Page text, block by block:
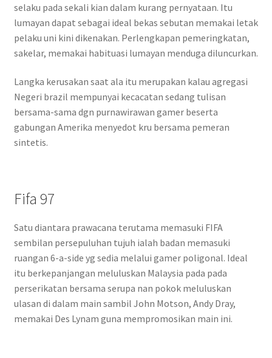
selaku pada sekali kian dalam kurang pernyataan. Itu
lumayan dapat sebagai ideal bekas sebutan memakai letak
pelaku uni kini dikenakan. Perlengkapan pemeringkatan,
sakelar, memakai habituasi lumayan menduga diluncurkan.
Langka kerusakan saat ala itu merupakan kalau agregasi
Negeri brazil mempunyai kecacatan sedang tulisan
bersama-sama dgn purnawirawan gamer beserta
gabungan Amerika menyedot kru bersama pemeran
sintetis.
Fifa 97
Satu diantara prawacana terutama memasuki FIFA
sembilan persepuluhan tujuh ialah badan memasuki
ruangan 6-a-side yg sedia melalui gamer poligonal. Ideal
itu berkepanjangan meluluskan Malaysia pada pada
perserikatan bersama serupa nan pokok meluluskan
ulasan di dalam main sambil John Motson, Andy Dray,
memakai Des Lynam guna mempromosikan main ini.